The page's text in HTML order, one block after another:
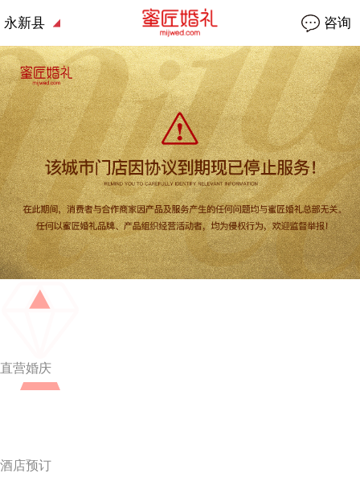
永新县 咨询
直营婚庆
酒店预订